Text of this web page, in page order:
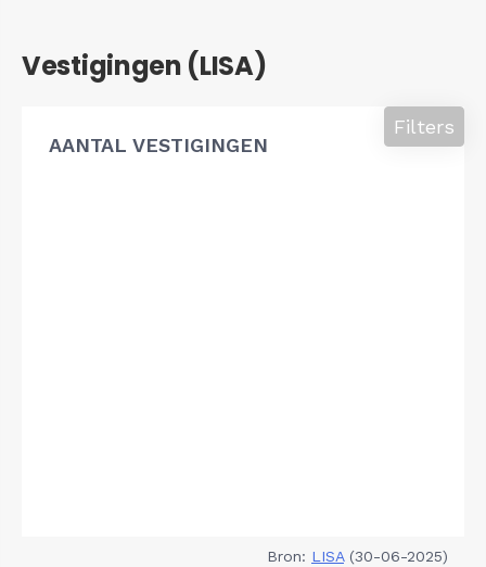
Vestigingen (LISA)
AANTAL VESTIGINGEN
Filters
Bron: LISA(30-06-2025)